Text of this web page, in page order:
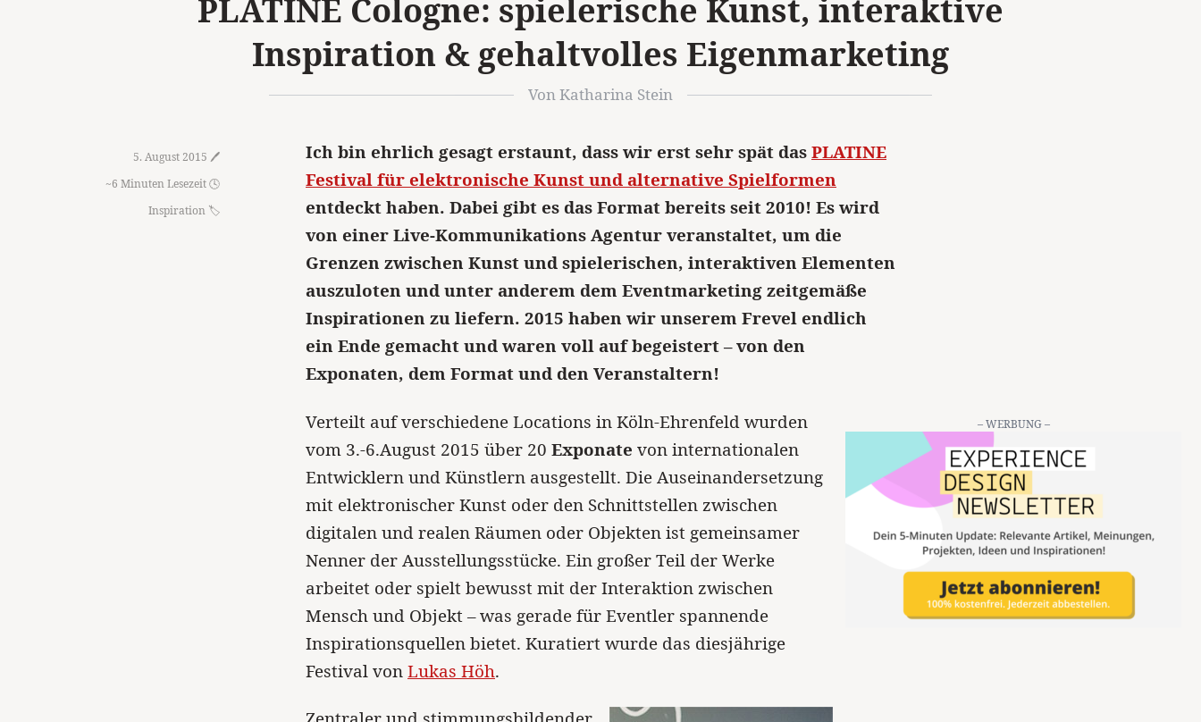
PLATINE Cologne: spielerische Kunst, interaktive
Inspiration & gehaltvolles Eigenmarketing
Von Katharina Stein
5. August 2015 🖊️
~6 Minuten Lesezeit 🕓
Inspiration
Ich bin ehrlich gesagt erstaunt, dass wir erst sehr spät dasPLATINE
Festival für elektronische Kunst und alternative Spielformen
entdeckt haben. Dabei gibt es das Format bereits seit 2010! Es wird
von einer Live-Kommunikations Agentur veranstaltet, um die
Grenzen zwischen Kunst und spielerischen, interaktiven Elementen
auszuloten und unter anderem dem Eventmarketing zeitgemäße
Inspirationen zu liefern. 2015 haben wir unserem Frevel endlich
ein Ende gemacht und waren voll auf begeistert – von den
Exponaten, dem Format und den Veranstaltern!
– WERBUNG –
Verteilt auf verschiedene Locations in Köln-Ehrenfeld wurden
vom 3.-6.August 2015 über 20 Exponate von internationalen
Entwicklern und Künstlern ausgestellt. Die Auseinandersetzung
mit elektronischer Kunst oder den Schnittstellen zwischen
digitalen und realen Räumen oder Objekten ist gemeinsamer
Nenner der Ausstellungsstücke. Ein großer Teil der Werke
arbeitet oder spielt bewusst mit der Interaktion zwischen
Mensch und Objekt – was gerade für Eventler spannende
Inspirationsquellen bietet. Kuratiert wurde das diesjährige
Festival vonLukas Höh.